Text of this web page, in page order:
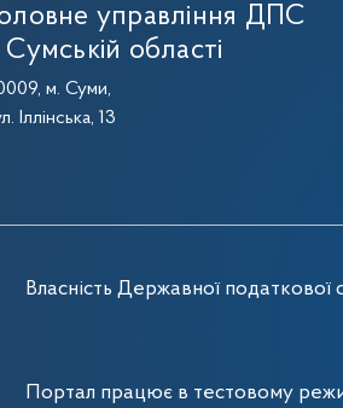
управління ДПС
Сумській області
м. Суми,
Іллінська, 13
Власність Державної податкової
Портал працює в тестовому